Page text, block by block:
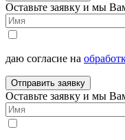
Оставьте заявку и мы
даю согласие на
Отправить заявку
Оставьте заявку и мы